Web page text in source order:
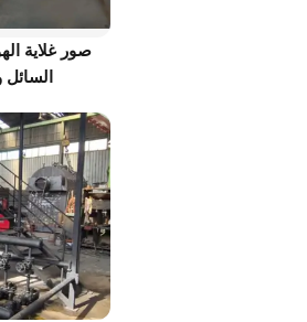
صور غلاية